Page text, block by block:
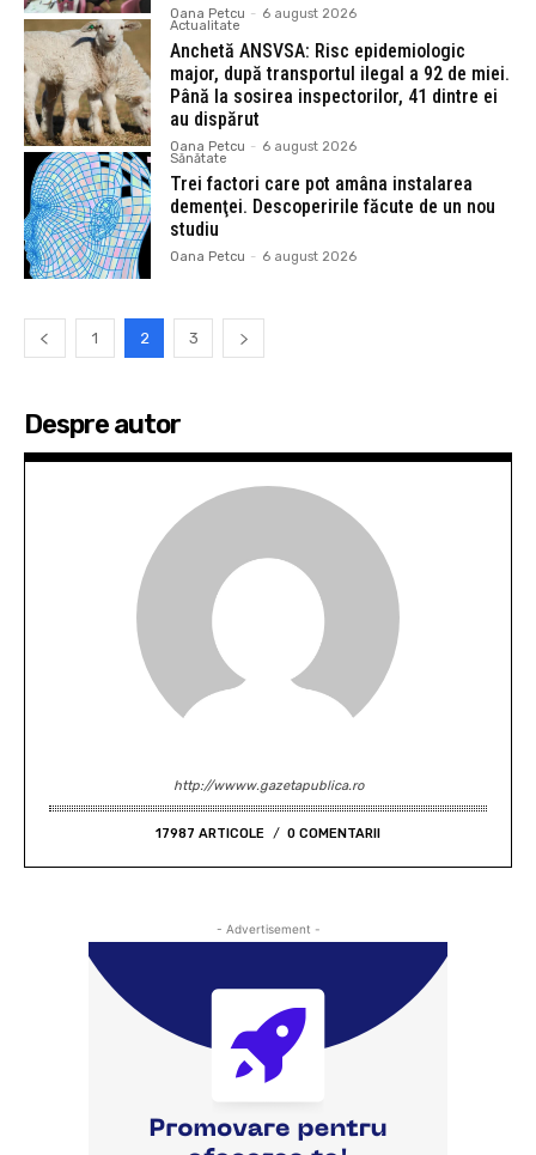
Oana Petcu - 6 august 2026
Actualitate
Anchetă ANSVSA: Risc epidemiologic
major, după transportul ilegal a 92 de miei.
Până la sosirea inspectorilor, 41 dintre ei
au dispărut
Oana Petcu - 6 august 2026
Sănătate
Trei factori care pot amâna instalarea
demenţei. Descoperirile făcute de un nou
studiu
Oana Petcu - 6 august 2026
1 2 3
Despre autor
http://wwww.gazetapublica.ro
17987 ARTICOLE 0 COMENTARII
- Advertisement -